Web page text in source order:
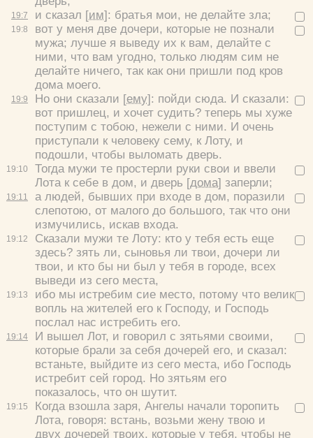
19:7
19:8
19:9
19:10
19:11
19:12
19:13
19:14
19:15
и сказал [им]: братья мои, не делайте зла;
вот у меня две дочери, которые не познали
мужа; лучше я выведу их к вам, делайте с
ними, что вам угодно, только людям сим не
делайте ничего, так как они пришли под кров
дома моего.
Но они сказали [ему]: пойди сюда. И сказали:
вот пришлец, и хочет судить? теперь мы хуже
поступим с тобою, нежели с ними. И очень
приступали к человеку сему, к Лоту, и
подошли, чтобы выломать дверь.
Тогда мужи те простерли руки свои и ввели
Лота к себе в дом, и дверь [дома] заперли;
а людей, бывших при входе в дом, поразили
слепотою, от малого до большого, так что они
измучились, искав входа.
Сказали мужи те Лоту: кто у тебя есть еще
здесь? зять ли, сыновья ли твои, дочери ли
твои, и кто бы ни был у тебя в городе, всех
выведи из сего места,
ибо мы истребим сие место, потому что велик
вопль на жителей его к Господу, и Господь
послал нас истребить его.
И вышел Лот, и говорил с зятьями своими,
которые брали за себя дочерей его, и сказал:
встаньте, выйдите из сего места, ибо Господь
истребит сей город. Но зятьям его
показалось, что он шутит.
Когда взошла заря, Ангелы начали торопить
Лота, говоря: встань, возьми жену твою и
двух дочерей твоих, которые у тебя, чтобы не